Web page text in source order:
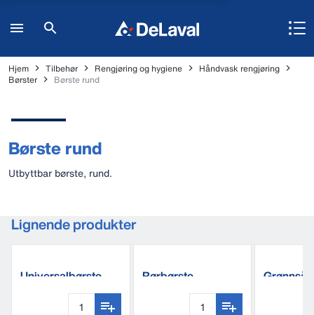
Hjem Tilbehør Rengjøring og hygiene
Håndvask rengjøring
Børster
Børste rund
Børste rund
Utbyttbar børste, rund.
Lignende produkter
Universalbørste Rørbørste